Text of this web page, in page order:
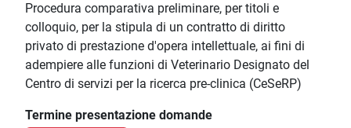
Procedura comparativa preliminare, per titoli e
colloquio, per la stipula di un contratto di diritto
privato di prestazione d'opera intellettuale, ai fini di
adempiere alle funzioni di Veterinario Designato del
Centro di servizi per la ricerca pre-clinica (CeSeRP)
Termine presentazione domande